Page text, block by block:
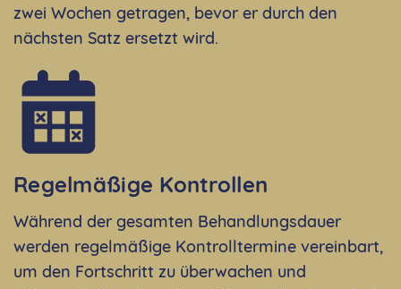
zwei Wochen getragen, bevor er durch den
nächsten Satz ersetzt wird.
Regelmäßige Kontrollen
Während der gesamten Behandlungsdauer
werden regelmäßige Kontrolltermine vereinbart,
um den Fortschritt zu überwachen und